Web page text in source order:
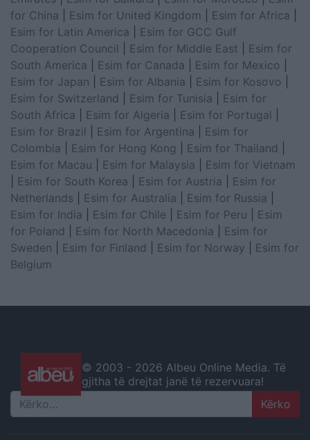
for China
Esim for United Kingdom Esim for Africa
Esim for Latin America
Esim for GCC Gulf
Cooperation Council
Esim for Middle East
Esim for
South America
Esim for Canada Esim for Mexico
Esim for Japan
Esim for Albania Esim for Kosovo
Esim for Switzerland
Esim for Tunisia
Esim for
South Africa
Esim for Algeria Esim for Portugal
Esim for Brazil
Esim for Argentina
Esim for
Colombia
Esim for Hong Kong Esim for Thailand
Esim for Macau
Esim for Malaysia
Esim for Vietnam
Esim for South Korea Esim for Austria
Esim for
Netherlands
Esim for Australia Esim for Russia
Esim for India
Esim for Chile Esim for Peru
Esim
for Poland
Esim for North Macedonia
Esim for
Sweden
Esim for Finland Esim for Norway
Esim for
Belgium
© 2003 - 2026 Albeu Online Media. Të
gjitha të drejtat janë të rezervuara!
Search